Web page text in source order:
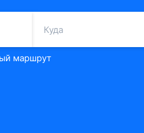
маршрут